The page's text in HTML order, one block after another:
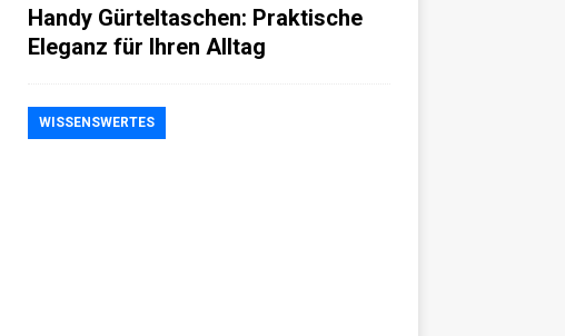
Handy Gürteltaschen: Praktische
Eleganz für Ihren Alltag
WISSENSWERTES